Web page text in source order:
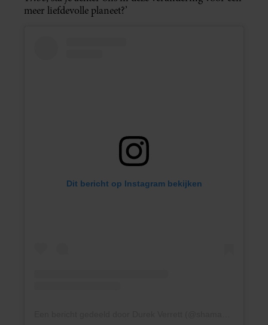
meer liefdevolle planeet?’
Dit bericht op Instagram bekijken